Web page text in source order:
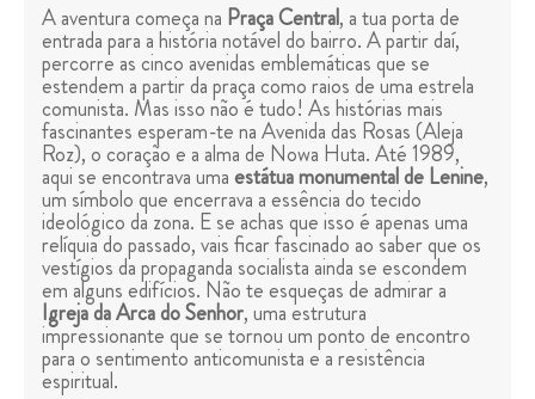
A aventura começa na Praça Central, a tua porta de
entrada para a história notável do bairro. A partir daí,
percorre as cinco avenidas emblemáticas que se
estendem a partir da praça como raios de uma estrela
comunista. Mas isso não é tudo! As histórias mais
fascinantes esperam-te na Avenida das Rosas (Aleja
Roz), o coração e a alma de Nowa Huta. Até 1989,
aqui se encontrava umaestátua monumental de Lenine,
um símbolo que encerrava a essência do tecido
ideológico da zona. E se achas que isso é apenas uma
relíquia do passado, vais ficar fascinado ao saber que os
vestígios da propaganda socialista ainda se escondem
em alguns edifícios. Não te esqueças de admirar a
Igreja da Arca do Senhor, uma estrutura
impressionante que se tornou um ponto de encontro
para o sentimento anticomunista e a resistência
espiritual.